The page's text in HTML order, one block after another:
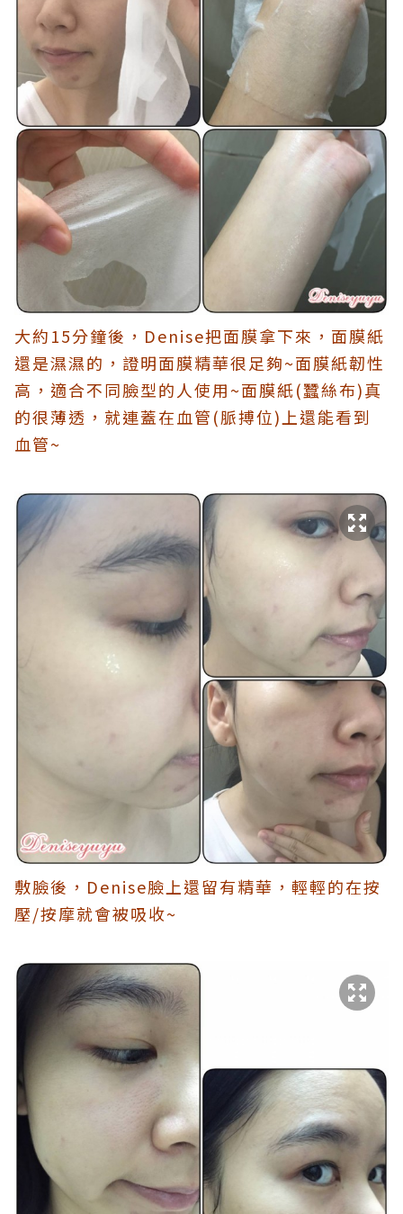
大約15分鐘後，Denise把面膜拿下來，面膜紙
還是濕濕的，證明面膜精華很足夠~面膜紙韌性
高，適合不同臉型的人使用~面膜紙(蠶絲布)真
的很薄透，就連蓋在血管(脈搏位)上還能看到
血管~
敷臉後，Denise臉上還留有精華，輕輕的在按
壓/按摩就會被吸收~